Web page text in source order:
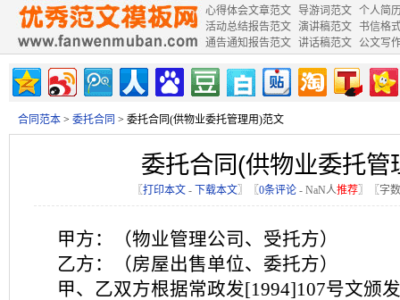
心得体会文章范文 导游词范文 个人简
活动总结报告范文 演讲稿范文 书信格
通告通知报告范文 讲话稿范文 公文写
合同范本 > 委托合同 > 委托合同(供物业委托管理用)范文
委托合同(供物业委托管
〖打印本文 - 下载本文〗〖0条评论 - NaN人推荐〗〖字
甲方：（物业管理公司、受托方）
乙方：（房屋出售单位、委托方）
甲、乙双方根据常政发[1994]107号文颁